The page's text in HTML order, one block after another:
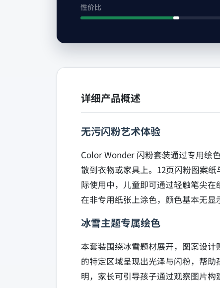
性价比
详细产品概述
无污闪粉艺术体验
Color Wonder 闪粉套装通过专用绘
散到衣物或家具上。12页闪粉图案
际使用中，儿童即可通过轻触笔尖
在非专用纸张上涂色，颜色基本无显
冰雪主题专属绘色
本套装围绕冰雪题材展开，图案设
的特定区域呈现出光泽与闪粉，帮
明，家长可引导孩子通过观察图片构